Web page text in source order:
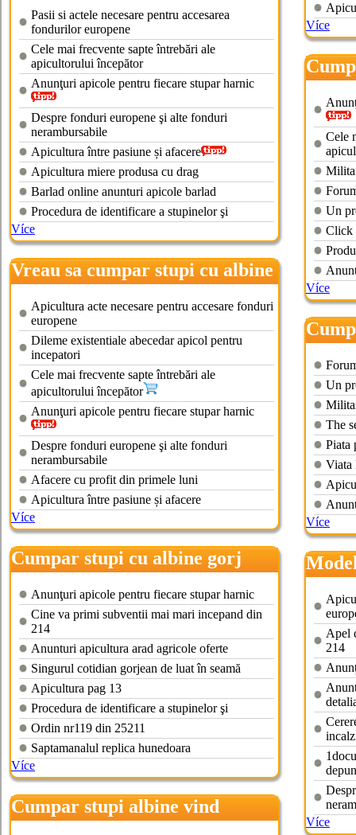
Pasii si actele necesare pentru accesarea
fondurilor europene
Cele mai frecvente sapte întrebări ale
apicultorului începător
Anunţuri apicole pentru fiecare stupar harnic
Despre fonduri europene şi alte fonduri
nerambursabile
Apicultura între pasiune și afacere
Apicultura miere produsa cu drag
Barlad online anunturi apicole barlad
Procedura de identificare a stupinelor şi
Více
Vreau sa cumpar stupi cu albine
Apicultura acte necesare pentru accesare fonduri
europene
Dileme existentiale abecedar apicol pentru
incepatori
Cele mai frecvente sapte întrebări ale
apicultorului începător
Anunţuri apicole pentru fiecare stupar harnic
Despre fonduri europene şi alte fonduri
nerambursabile
Afacere cu profit din primele luni
Apicultura între pasiune și afacere
Více
Cumpar stupi cu albine gorj
Anunţuri apicole pentru fiecare stupar harnic
Cine va primi subventii mai mari incepand din
214
Anunturi apicultura arad agricole oferte
Singurul cotidian gorjean de luat în seamă
Apicultura pag 13
Procedura de identificare a stupinelor şi
Ordin nr119 din 25211
Saptamanalul replica hunedoara
Více
Cumpar stupi albine vind
Více
Cele
Un
Click
Více
Un
The
Piata
Viata
Více
Apel
214
Více